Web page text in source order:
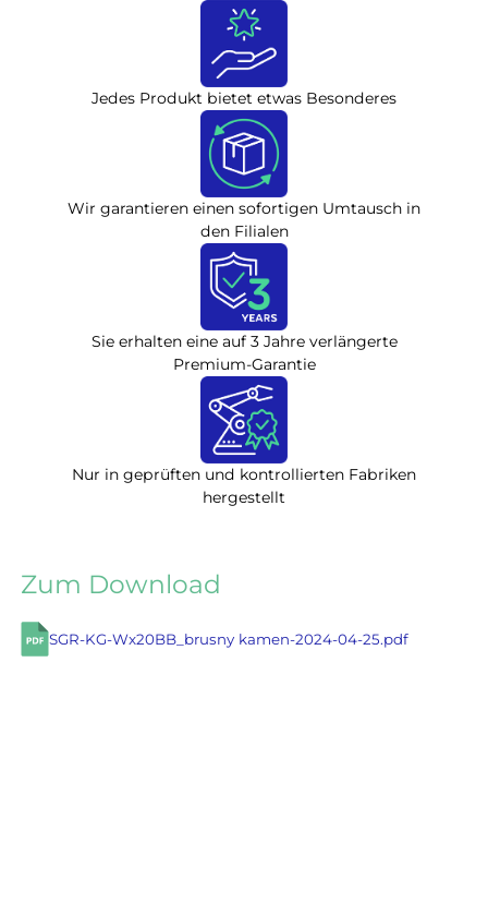
Jedes Produkt bietet etwas Besonderes
Wir garantieren einen sofortigen Umtausch in
den Filialen
Sie erhalten eine auf 3 Jahre verlängerte
Premium-Garantie
Nur in geprüften und kontrollierten Fabriken
hergestellt
Zum Download
SGR-KG-Wx20BB_brusny kamen-2024-04-25.pdf